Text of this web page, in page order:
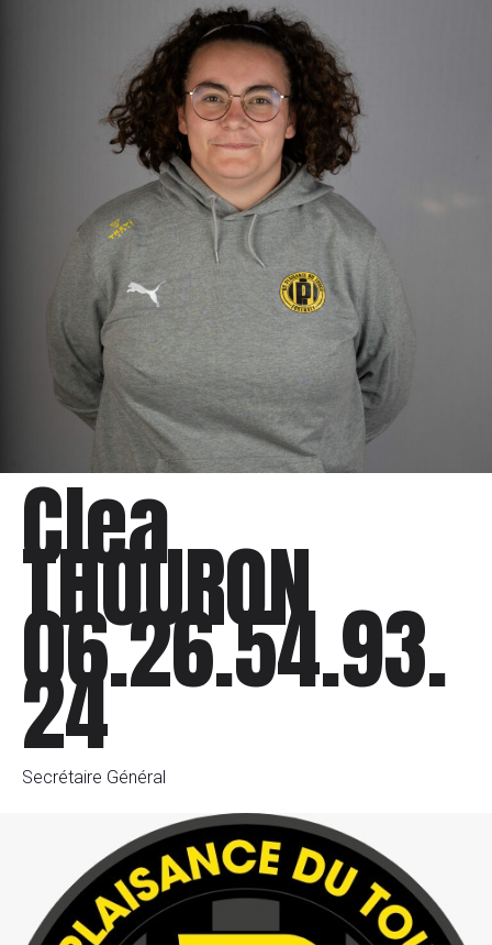
Clea
THOURON
06.26.54.93.
24
Secrétaire Général